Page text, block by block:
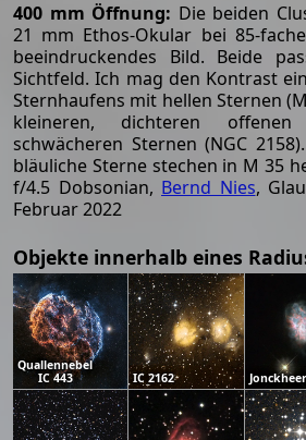
400 mm Öffnung: Die beiden
21 mm Ethos-Okular bei 85-
beeindruckendes Bild. Beide
Sichtfeld. Ich mag den Kontrast
Sternhaufens mit hellen Sternen
kleineren, dichteren
schwächeren Sternen (NGC
bläuliche Sterne stechen in M 35
f/4.5 Dobsonian, Bernd Nies,
Februar 2022
Objekte innerhalb eines
Quallennebel
IC 443
IC 2162